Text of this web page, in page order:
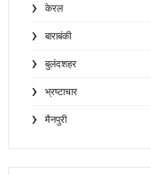
केरल
बाराबंकी
बुलंदशहर
भ्रष्टाचार
मैनपुरी